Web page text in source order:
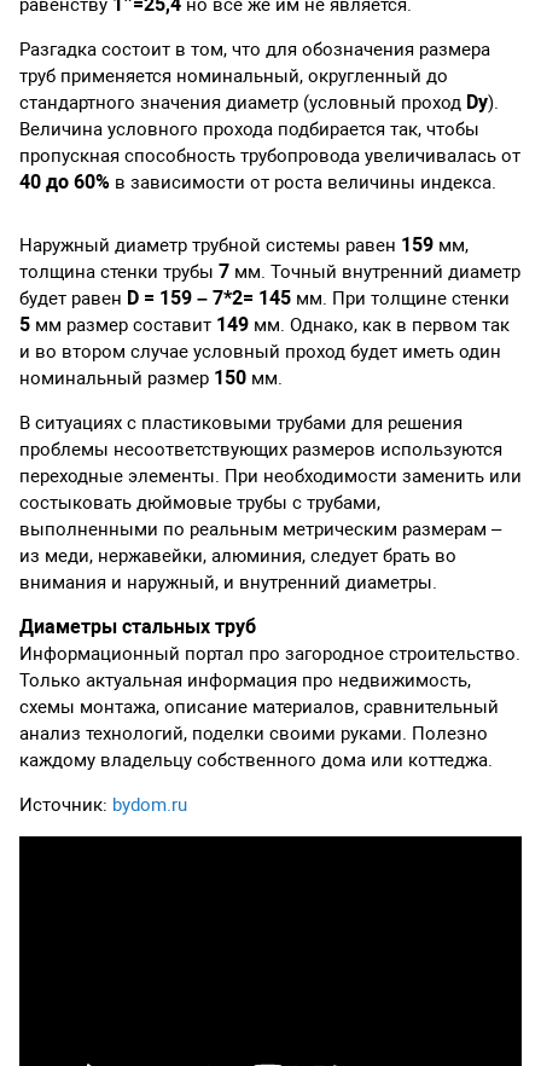
равенству но все же им не является.
Разгадка состоит в том, что для обозначения размера
труб применяется номинальный, округленный до
стандартного значения диаметр (условный проход Dy).
Величина условного прохода подбирается так, чтобы
пропускная способность трубопровода увеличивалась от
40 до 60% в зависимости от роста величины индекса.
Наружный диаметр трубной системы равен 159 мм,
толщина стенки трубы 7 мм. Точный внутренний диаметр
будет равен D = 159 – 7*2= 145 мм. При толщине стенки
5 мм размер составит 149 мм. Однако, как в первом так
и во втором случае условный проход будет иметь один
номинальный размер 150 мм.
В ситуациях с пластиковыми трубами для решения
проблемы несоответствующих размеров используются
переходные элементы. При необходимости заменить или
состыковать дюймовые трубы с трубами,
выполненными по реальным метрическим размерам –
из меди, нержавейки, алюминия, следует брать во
внимания и наружный, и внутренний диаметры.
Диаметры стальных труб
Информационный портал про загородное строительство.
Только актуальная информация про недвижимость,
схемы монтажа, описание материалов, сравнительный
анализ технологий, поделки своими руками. Полезно
каждому владельцу собственного дома или коттеджа.
Источник: bydom.ru